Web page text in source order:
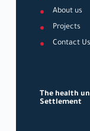
About us
Projects
Contact
The health
Settlement